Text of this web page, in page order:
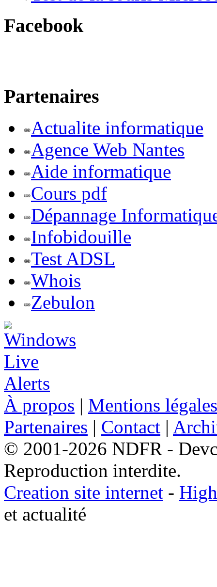
Facebook
Partenaires
Actualite informatique
Agence Web Nantes
Aide informatique
Cours pdf
Dépannage
Infobidouille
Test ADSL
Whois
Zebulon
À propos | Mentions légales
Partenaires | Contact |
© 2001-2026 NDFR -
Reproduction interdite.
Creation site internet -
et actualité